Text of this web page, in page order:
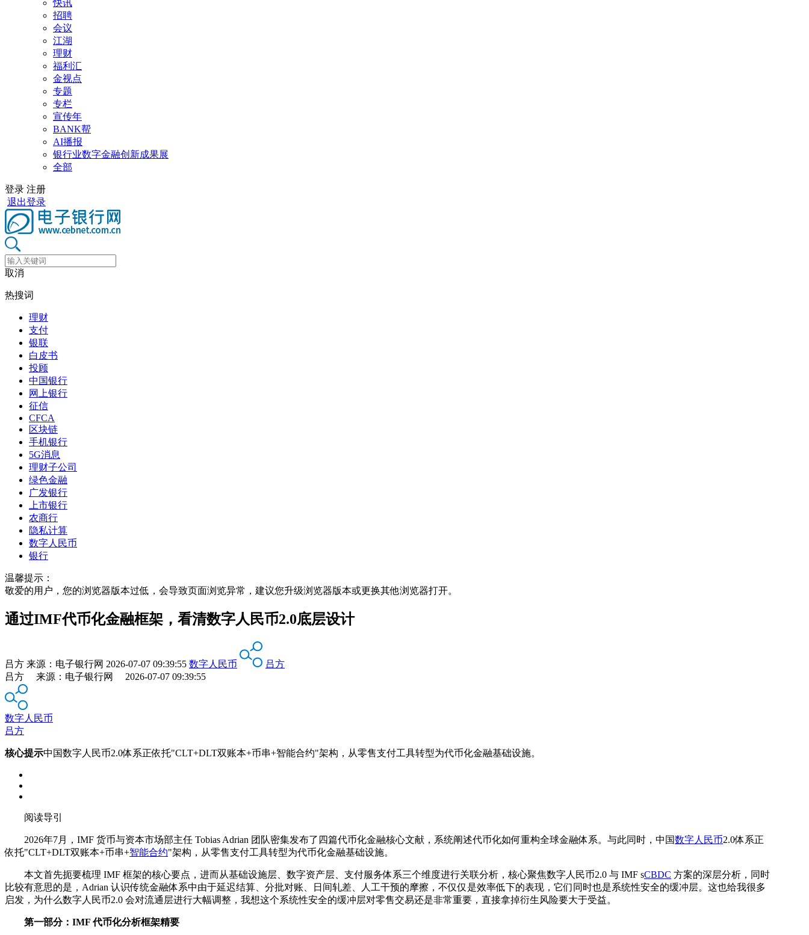
快讯
招聘
会议
江湖
理财
福利汇
金视点
专题
专栏
宣传年
BANK帮
AI播报
银行业数字金融创新成果展
全部
登录 注册
退出登录
取消
热搜词
理财
支付
银联
白皮书
投顾
中国银行
网上银行
征信
CFCA
区块链
手机银行
5G消息
理财子公司
绿色金融
广发银行
上市银行
农商行
隐私计算
数字人民币
银行
温馨提示：
敬爱的用户，您的浏览器版本过低，会导致页面浏览异常，建议您升级浏览器版本或更换其他浏览器打开。
通过IMF代币化金融框架，看清数字人民币2.0底层设计
吕方 来源： 电子银行网 2026-07-07 09:39:55 数字人民币
吕方
吕方 来源：电子银行网 2026-07-07 09:39:55
数字人民币
吕方
核心提示中国数字人民币2.0体系正依托"CLT+DLT双账本+币串+智能合约"架构，从零售支付工具转型为代币化金融基础设施。
阅读导引
2026年7月，IMF 货币与资本市场部主任 Tobias Adrian 团队密集发布了四篇代币化金融核心文献，系统阐述代币化如何重构全球金融体系。与此同时，中国数字人民币2.0体系正
依托"CLT+DLT双账本+币串+智能合约"架构，从零售支付工具转型为代币化金融基础设施。
本文首先扼要梳理 IMF 框架的核心要点，进而从基础设施层、数字资产层、支付服务体系三个维度进行关联分析，核心聚焦数字人民币2.0 与 IMF sCBDC 方案的深层分析，同时
比较有意思的是，Adrian 认识传统金融体系中由于延迟结算、分批对账、日间轧差、人工干预的摩擦，不仅仅是效率低下的表现，它们同时也是系统性安全的缓冲层。这也给我很多
启发，为什么数字人民币2.0 会对流通层进行大幅调整，我想这个系统性安全的缓冲层对零售交易还是非常重要，直接拿掉衍生风险要大于受益。
第一部分：IMF 代币化分析框架精要